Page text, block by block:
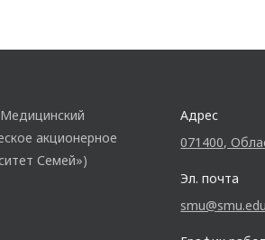
акционерное
Семей»)
Адрес
071400,
Эл. почта